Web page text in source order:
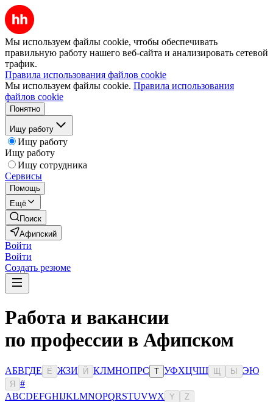
Мы используем файлы cookie, чтобы обеспечивать
правильную работу нашего веб-сайта и анализировать сетевой
трафик.
Правила использования файлов cookie
Мы используем файлы cookie. Правила использования
файлов cookie
Понятно
Ищу работу
Ищу работу
Ищу работу
Ищу сотрудника
Сервисы
Помощь
Ещё
Поиск
Афипский
Войти
Войти
Создать резюме
Работа и вакансии
по профессии в Афипском
АБВГДЕ Ё ЖЗИ Й КЛМНОПРС Т УФХЦЧШ Ы ЭЮ
Я
#
ABCDEFGHIJKLMNOPQRSTUVWX Y Z